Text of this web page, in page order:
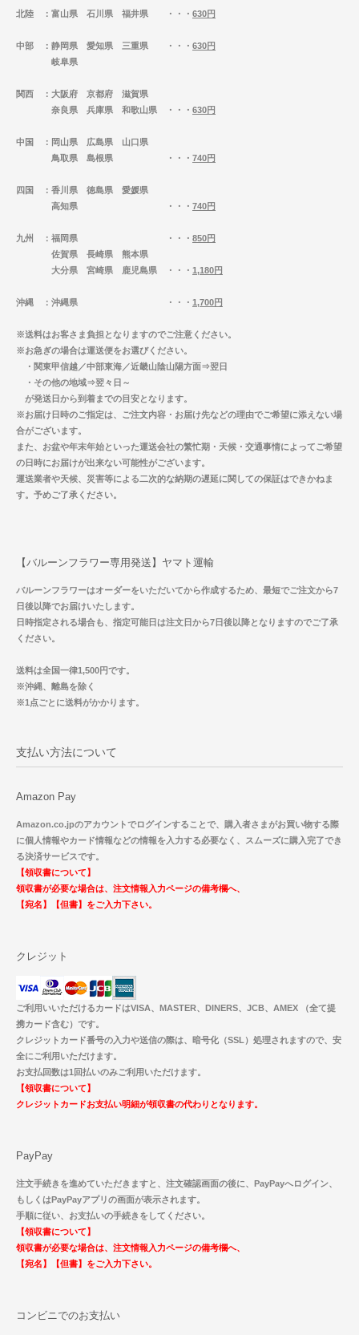
北陸 ：富山県 石川県 福井県 ・・・ 630円
中部 ：静岡県 愛知県 三重県 ・・・ 630円
岐阜県
関西 ：大阪府 京都府 滋賀県
奈良県 兵庫県 和歌山県 ・・・ 630円
中国
：岡山県 広島県 山口県
鳥取県 島根県 ・・・ 740円
四国
：香川県 徳島県 愛媛県
高知県 ・・・ 740円
九州 ：福岡県 ・・・ 850円
佐賀県 長崎県 熊本県
大分県 宮崎県 鹿児島県 ・・・ 1,180円
沖縄 ：沖縄県 ・・・ 1,700円
※送料はお客さま負担となりますのでご注意ください。
※お急ぎの場合は運送便をお選びください。
・関東甲信越／中部東海／近畿山陰山陽方面⇒翌日
・その他の地域⇒翌々日～
が発送日から到着までの目安となります。
※お届け日時のご指定は、ご注文内容・お届け先などの理由でご希望に添えない場
合がございます。
また、お盆や年末年始といった運送会社の繁忙期・天候・交通事情によってご希望
の日時にお届けが出来ない可能性がございます。
運送業者や天候、災害等による二次的な納期の遅延に関しての保証はできかねま
す。予めご了承ください。
【バルーンフラワー専用発送】ヤマト運輸
バルーンフラワーはオーダーをいただいてから作成するため、最短でご注文から7
日後以降でお届けいたします。
日時指定される場合も、指定可能日は注文日から7日後以降となりますのでご了承
ください。
送料は全国一律1,500円です。
※沖縄、離島を除く
※1点ごとに送料がかかります。
支払い方法について
Amazon Pay
Amazon.co.jpのアカウントでログインすることで、購入者さまがお買い物する際
に個人情報やカード情報などの情報を入力する必要なく、スムーズに購入完了でき
る決済サービスです。
【領収書について】
領収書が必要な場合は、注文情報入力ページの備考欄へ、
【宛名】【但書】をご入力下さい。
クレジット
ご利用いいただけるカードはVISA、MASTER、DINERS、JCB、AMEX （全て提
携カード含む）です。
クレジットカード番号の入力や送信の際は、暗号化（SSL）処理されますので、安
全にご利用いただけます。
お支払回数は1回払いのみご利用いただけます。
【領収書について】
クレジットカードお支払い明細が領収書の代わりとなります。
PayPay
注文手続きを進めていただきますと、注文確認画面の後に、PayPayへログイン、
もしくはPayPayアプリの画面が表示されます。
手順に従い、お支払いの手続きをしてください。
【領収書について】
領収書が必要な場合は、注文情報入力ページの備考欄へ、
【宛名】【但書】をご入力下さい。
コンビニでのお支払い